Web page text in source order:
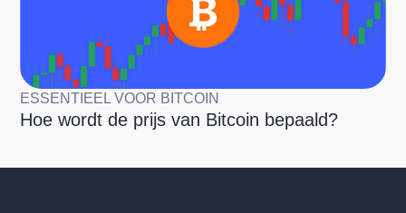
ESSENTIEEL VOOR BITCOIN
Hoe wordt de prijs van Bitcoin bepaald?